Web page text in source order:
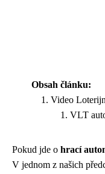
Obsah článku:
Video
VLT
Pokud jde o hrací
V jednom z našich